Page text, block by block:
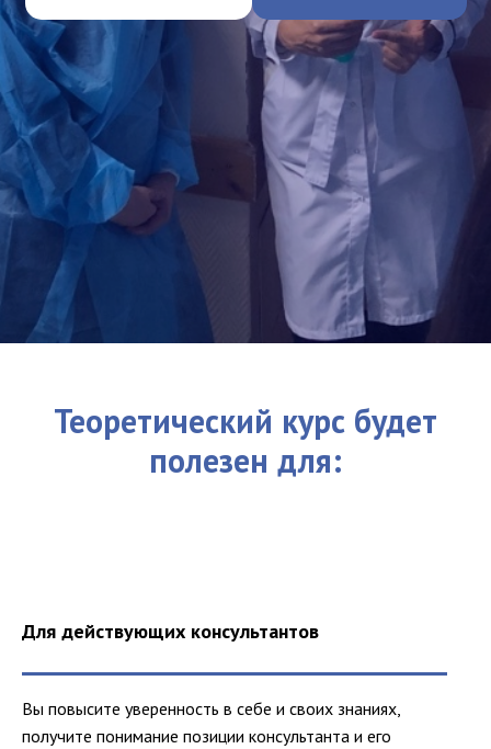
Теоретический курс будет
полезен для:
Для действующих консультантов
Вы повысите уверенность в себе и своих знаниях,
получите понимание позиции консультанта и его